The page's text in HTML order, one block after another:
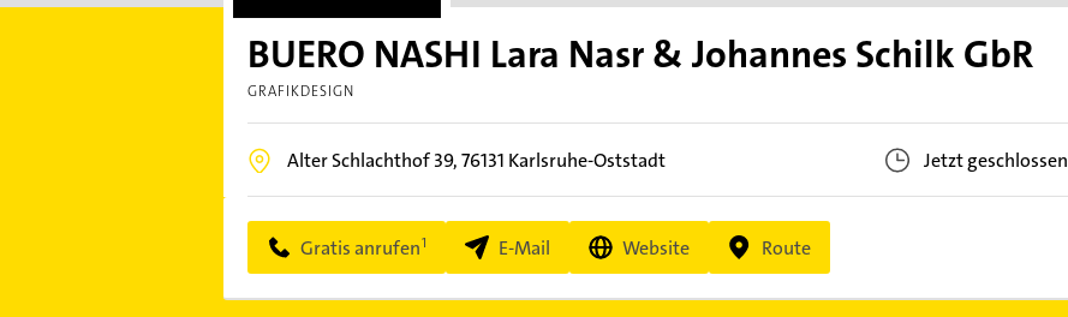
BUERO NASHI Lara Nasr & Johannes Schilk GbR
GRAFIKDESIGN
Alter Schlachthof 39,76131 Karlsruhe-Oststadt Jetzt geschlossen
Gratis anrufen E-Mail Website Route